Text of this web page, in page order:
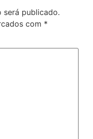
será publicado.
com *